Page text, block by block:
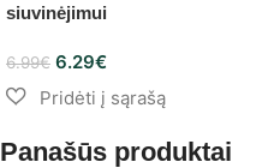
siuvinėjimui
6.99€ 6.29€
Panašūs produktai